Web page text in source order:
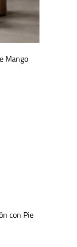
Mango
con Pie